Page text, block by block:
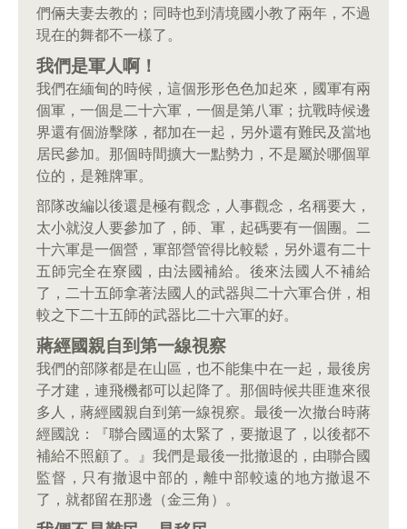
們倆夫妻去教的；同時也到清境國小教了兩年，不過
現在的舞都不一樣了。
我們是軍人啊！
我們在緬甸的時候，這個形形色色加起來，國軍有兩
個軍，一個是二十六軍，一個是第八軍；抗戰時候邊
界還有個游擊隊，都加在一起，另外還有難民及當地
居民參加。那個時間擴大一點勢力，不是屬於哪個單
位的，是雜牌軍。
部隊改編以後還是極有觀念，人事觀念，名稱要大，
太小就沒人要參加了，師、軍，起碼要有一個團。二
十六軍是一個營，軍部營管得比較鬆，另外還有二十
五師完全在寮國，由法國補給。後來法國人不補給
了，二十五師拿著法國人的武器與二十六軍合併，相
較之下二十五師的武器比二十六軍的好。
蔣經國親自到第一線視察
我們的部隊都是在山區，也不能集中在一起，最後房
子才建，連飛機都可以起降了。那個時候共匪進來很
多人，蔣經國親自到第一線視察。最後一次撤台時蔣
經國說：『聯合國逼的太緊了，要撤退了，以後都不
補給不照顧了。』我們是最後一批撤退的，由聯合國
監督，只有撤退中部的，離中部較遠的地方撤退不
了，就都留在那邊（金三角）。